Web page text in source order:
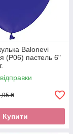
Balonevi
(P06) пастель 6"
₴
Купити